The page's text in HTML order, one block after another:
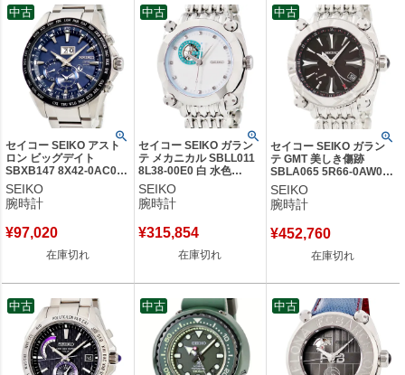
セイコー SEIKO アスト
ロン ビッグデイト
SBXB147 8X42-0AC0
ソーラーGPS衛星電波時
計 ワールドタイム メン
ズ 腕時計クオーツ ネイ
SEIKO
腕時計
¥97,020
在庫切れ
中古
セイコー SEIKO ガラン
テ メカニカル SBLL011
8L38-00E0 白 水色
GALA SIGN ガラサイン
円柱 メンズ 腕時計自動
巻き ホワイト 【中古】
SEIKO
腕時計
¥315,854
在庫切れ
中古
セイコー SEIKO ガラン
テ GMT 美しき傷跡
SBLA065 5R66-0AW0
スプリングドライブ ブラ
ック デイト 限定 メンズ
腕時計自動巻き ブラック
SEIKO
腕時計
¥452,760
在庫切れ
中古
中古 中古 中古